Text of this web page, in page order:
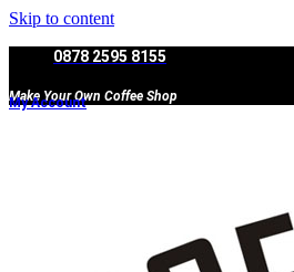
Skip to content
0878 2595 8155
Make Your Own Coffee Shop
My Account